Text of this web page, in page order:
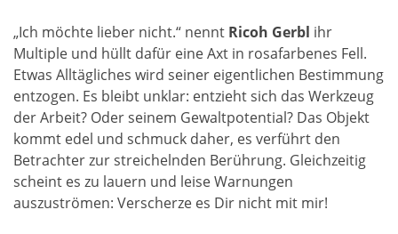
„Ich möchte lieber nicht.“ nennt Ricoh Gerbl ihr
Multiple und hüllt dafür eine Axt in rosafarbenes Fell.
Etwas Alltägliches wird seiner eigentlichen Bestimmung
entzogen. Es bleibt unklar: entzieht sich das Werkzeug
der Arbeit? Oder seinem Gewaltpotential? Das Objekt
kommt edel und schmuck daher, es verführt den
Betrachter zur streichelnden Berührung. Gleichzeitig
scheint es zu lauern und leise Warnungen
auszuströmen: Verscherze es Dir nicht mit mir!